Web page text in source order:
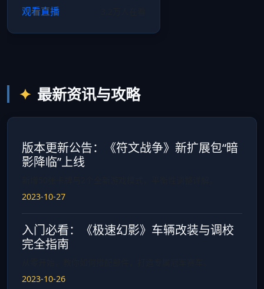
观看直播
最新资讯与攻略
版本更新公告：《符文战争》新扩展包“暗
影降临”上线
2023-10-27
入门必看：《极速幻影》车辆改装与调校
完全指南
2023-10-26